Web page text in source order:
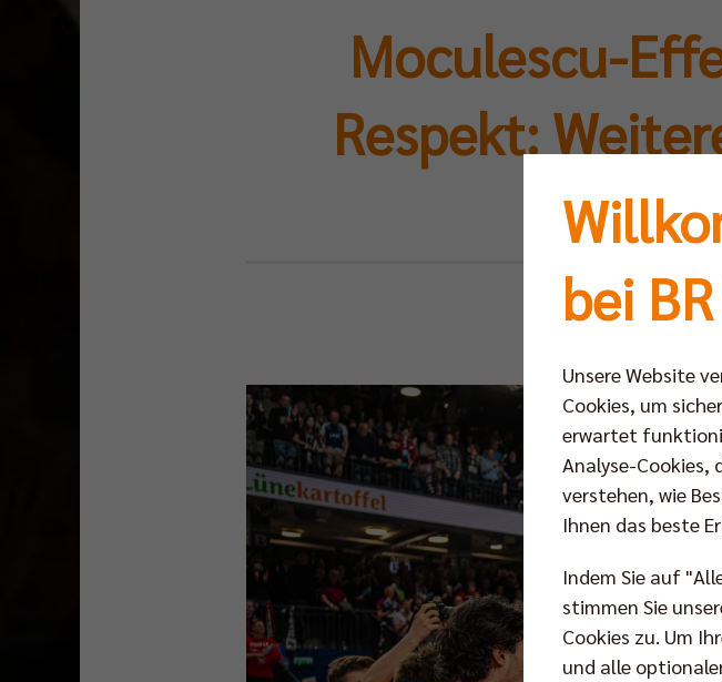
Moculescu-
Respekt:
Mo
bei
Unsere Website
Cookies, um
erwartet
Analyse-Cookies,
verstehen, wie
Ihnen das beste
Indem Sie auf
stimmen Sie
Cookies zu. Um
und alle